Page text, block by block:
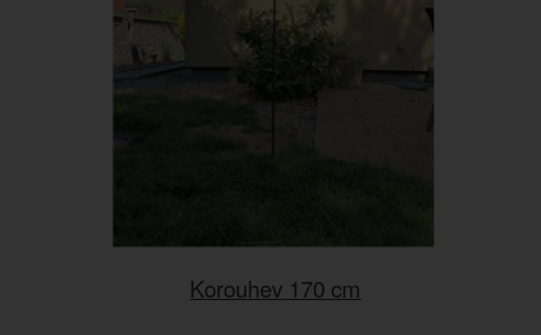
Korouhev 170 cm